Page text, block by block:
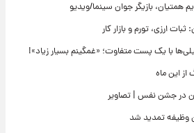
همتیان، بازیگر جوان سینما/ویدیو
ارزی، تورم و بازار کار
با یک پست متفاوت؛ «غمگینم بسیار زیاد»!
از این ماه
در جشن نفس | تصاویر
وظیفه تمدید شد